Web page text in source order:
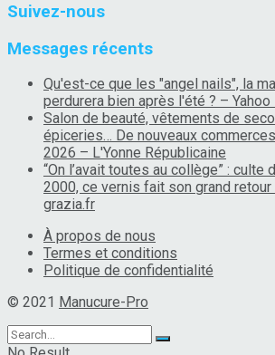
Suivez-nous
Messages récents
Qu'est-ce que les "angel nails", la
perdurera bien après l'été ? – Yahoo
Salon de beauté, vêtements de
épiceries… De nouveaux
2026 – L'Yonne Républicaine
“On l’avait toutes au collège” : culte
2000, ce vernis fait son grand
grazia.fr
À propos de nous
Termes et conditions
Politique de confidentialité
© 2021 Manucure-Pro